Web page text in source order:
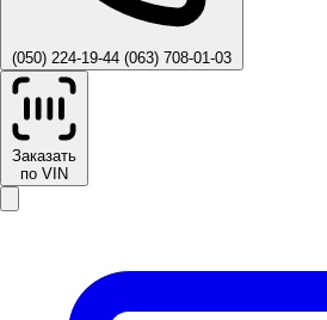
(050) 224-19-44 (063) 708-01-03
Заказать
по VIN